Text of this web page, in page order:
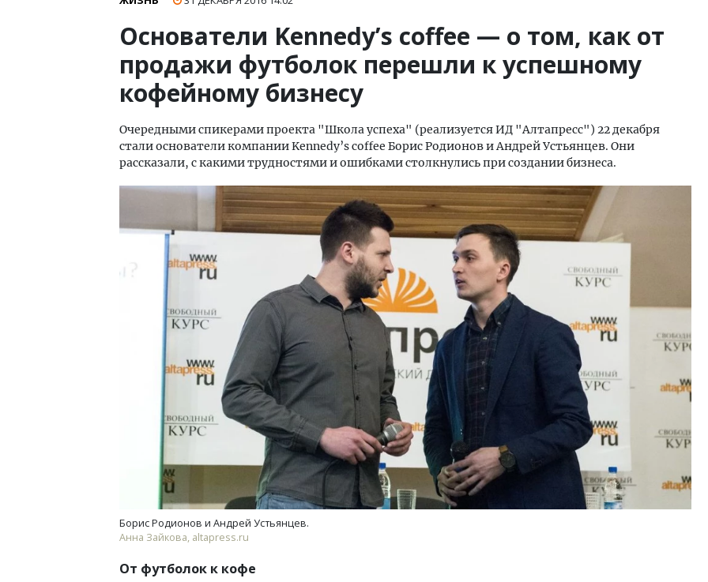
Основатели Kennedy’s coffee — о том, как от
продажи футболок перешли к успешному
кофейному бизнесу
Очередными спикерами проекта "Школа успеха" (реализуется ИД "Алтапресс") 22 декабря
стали основатели компании Kennedy’s coffee Борис Родионов и Андрей Устьянцев. Они
рассказали, с какими трудностями и ошибками столкнулись при создании бизнеса.
Борис Родионов и Андрей Устьянцев.
Анна Зайкова, altapress.ru
От футболок к кофе
Архитектурный код начинается с
земли. Мощение крупноформатными
плитами становится новым
стандартом благоустройства
СТРОИТЕЛЬСТВО
Двухуровневые номера и
Каким будет новый апарт-
«Белкур» в Белокурихе
ДОМА И КВАРТИРЫ